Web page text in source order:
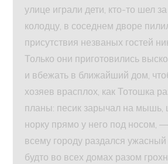
улице играли дети, кто-то шел
колодцу, в соседнем дворе
присутствия незваных гостей
Только они приготовились
и вбежать в ближайший дом,
хозяев врасплох, как Тотошка
планы: песик зарычал на
норку прямо у него под носом,
всему городу раздался ужасный
будто во всех домах разом